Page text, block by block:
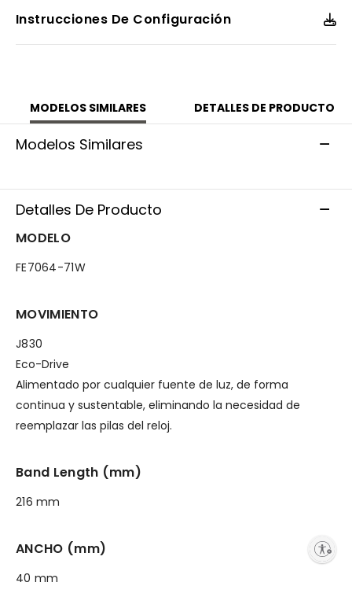
brazalete de acero inoxidable bitono. Alimentado por
Instrucciones De Configuración
MODELOS SIMILARES DETALLES DE PRODUCTO
Modelos Similares
Detalles De Producto
MODELO
FE7064-71W
MOVIMIENTO
J830
Eco-Drive
Alimentado por cualquier fuente de luz, de forma
continua y sustentable, eliminando la necesidad de
reemplazar las pilas del reloj.
Band Length (mm)
216 mm
ANCHO (mm)
40 mm